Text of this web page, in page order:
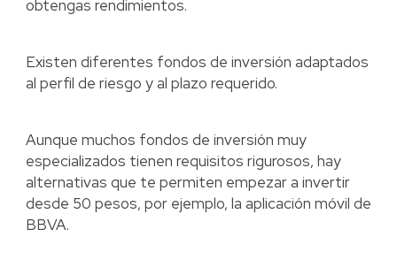
obtengas rendimientos.
Existen diferentes fondos de inversión adaptados
al perfil de riesgo y al plazo requerido.
Aunque muchos fondos de inversión muy
especializados tienen requisitos rigurosos, hay
alternativas que te permiten empezar a invertir
desde 50 pesos, por ejemplo, la aplicación móvil de
BBVA.